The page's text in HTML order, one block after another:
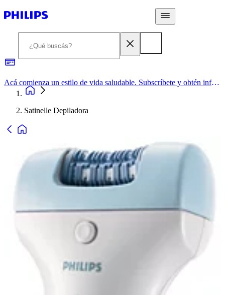
Acá comienza un estilo de vida saludable. Subscríbete y obtén información de primera mano
Satinelle Depiladora